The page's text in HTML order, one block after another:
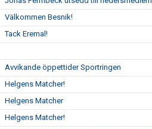
PARTNERS
OM SUFC
Välkommen Besnik!
Tack Eremal!
Avvikande öppettider Sportringen
Helgens Matcher!
Helgens Matcher
Helgens Matcher!